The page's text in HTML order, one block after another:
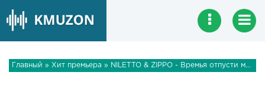
Главный » Хит премьера » NILETTO & ZIPPO - Времья отпусти меня